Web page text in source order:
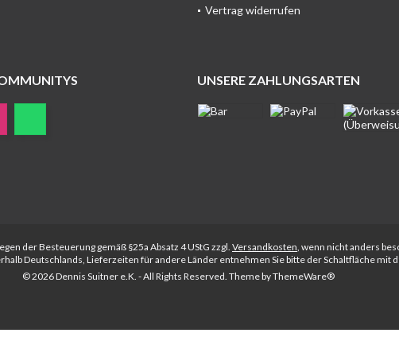
Vertrag widerrufen
UNSERE ZAHLUNGSARTEN
der Besteuerung gemäß §25a Absatz 4 UStG zzgl. Versandkosten, wenn nicht anders
Deutschlands, Lieferzeiten für andere Länder entnehmen Sie bitte der Schaltfläche mit
© 2026 Dennis Suitner e.K. - All Rights Reserved. Theme byThemeWare®